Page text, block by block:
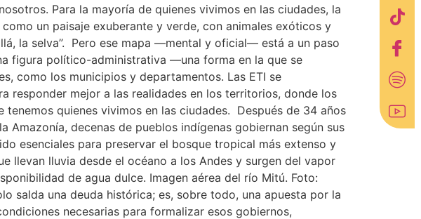
Para la mayoría de quienes vivimos en las ciudades, la
un paisaje exuberante y verde, con animales exóticos y
la selva”. Pero ese mapa —mental y oficial— está a un paso
figura político-administrativa —una forma en la que se
como los municipios y departamentos. Las ETI se
responder mejor a las realidades en los territorios, donde los
quienes vivimos en las ciudades. Después de 34 años
decenas de pueblos indígenas gobiernan según sus
esenciales para preservar el bosque tropical más extenso y
llevan lluvia desde el océano a los Andes y surgen del vapor
de agua dulce. Imagen aérea del río Mitú. Foto:
salda una deuda histórica; es, sobre todo, una apuesta por la
necesarias para formalizar esos gobiernos,